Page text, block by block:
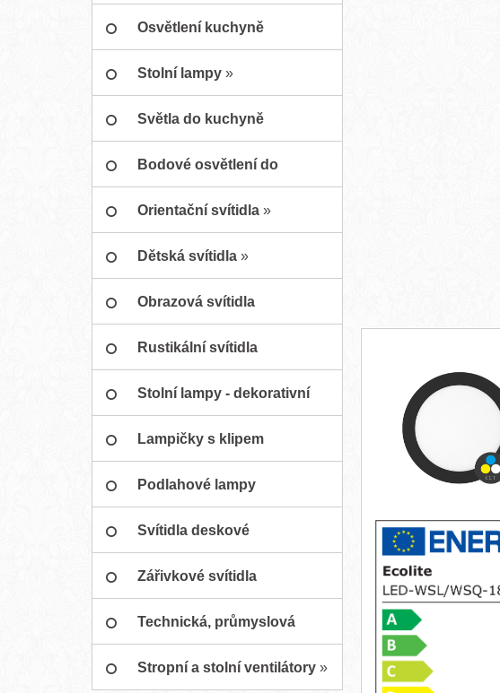
Osvětlení kuchyně
Stolní lampy »
Světla do kuchyně
Bodové osvětlení do
podhledu
Orientační svítidla »
Dětská svítidla »
Obrazová svítidla
Rustikální svítidla
Stolní lampy - dekorativní
Lampičky s klipem
Podlahové lampy
Svítidla deskové
Zářivkové svítidla
Technická, průmyslová
svítidla
Stropní a stolní ventilátory »